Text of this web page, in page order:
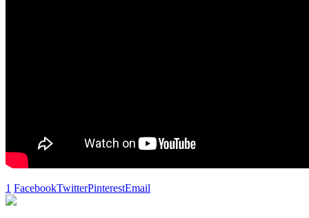
1 FacebookTwitterPinterestEmail